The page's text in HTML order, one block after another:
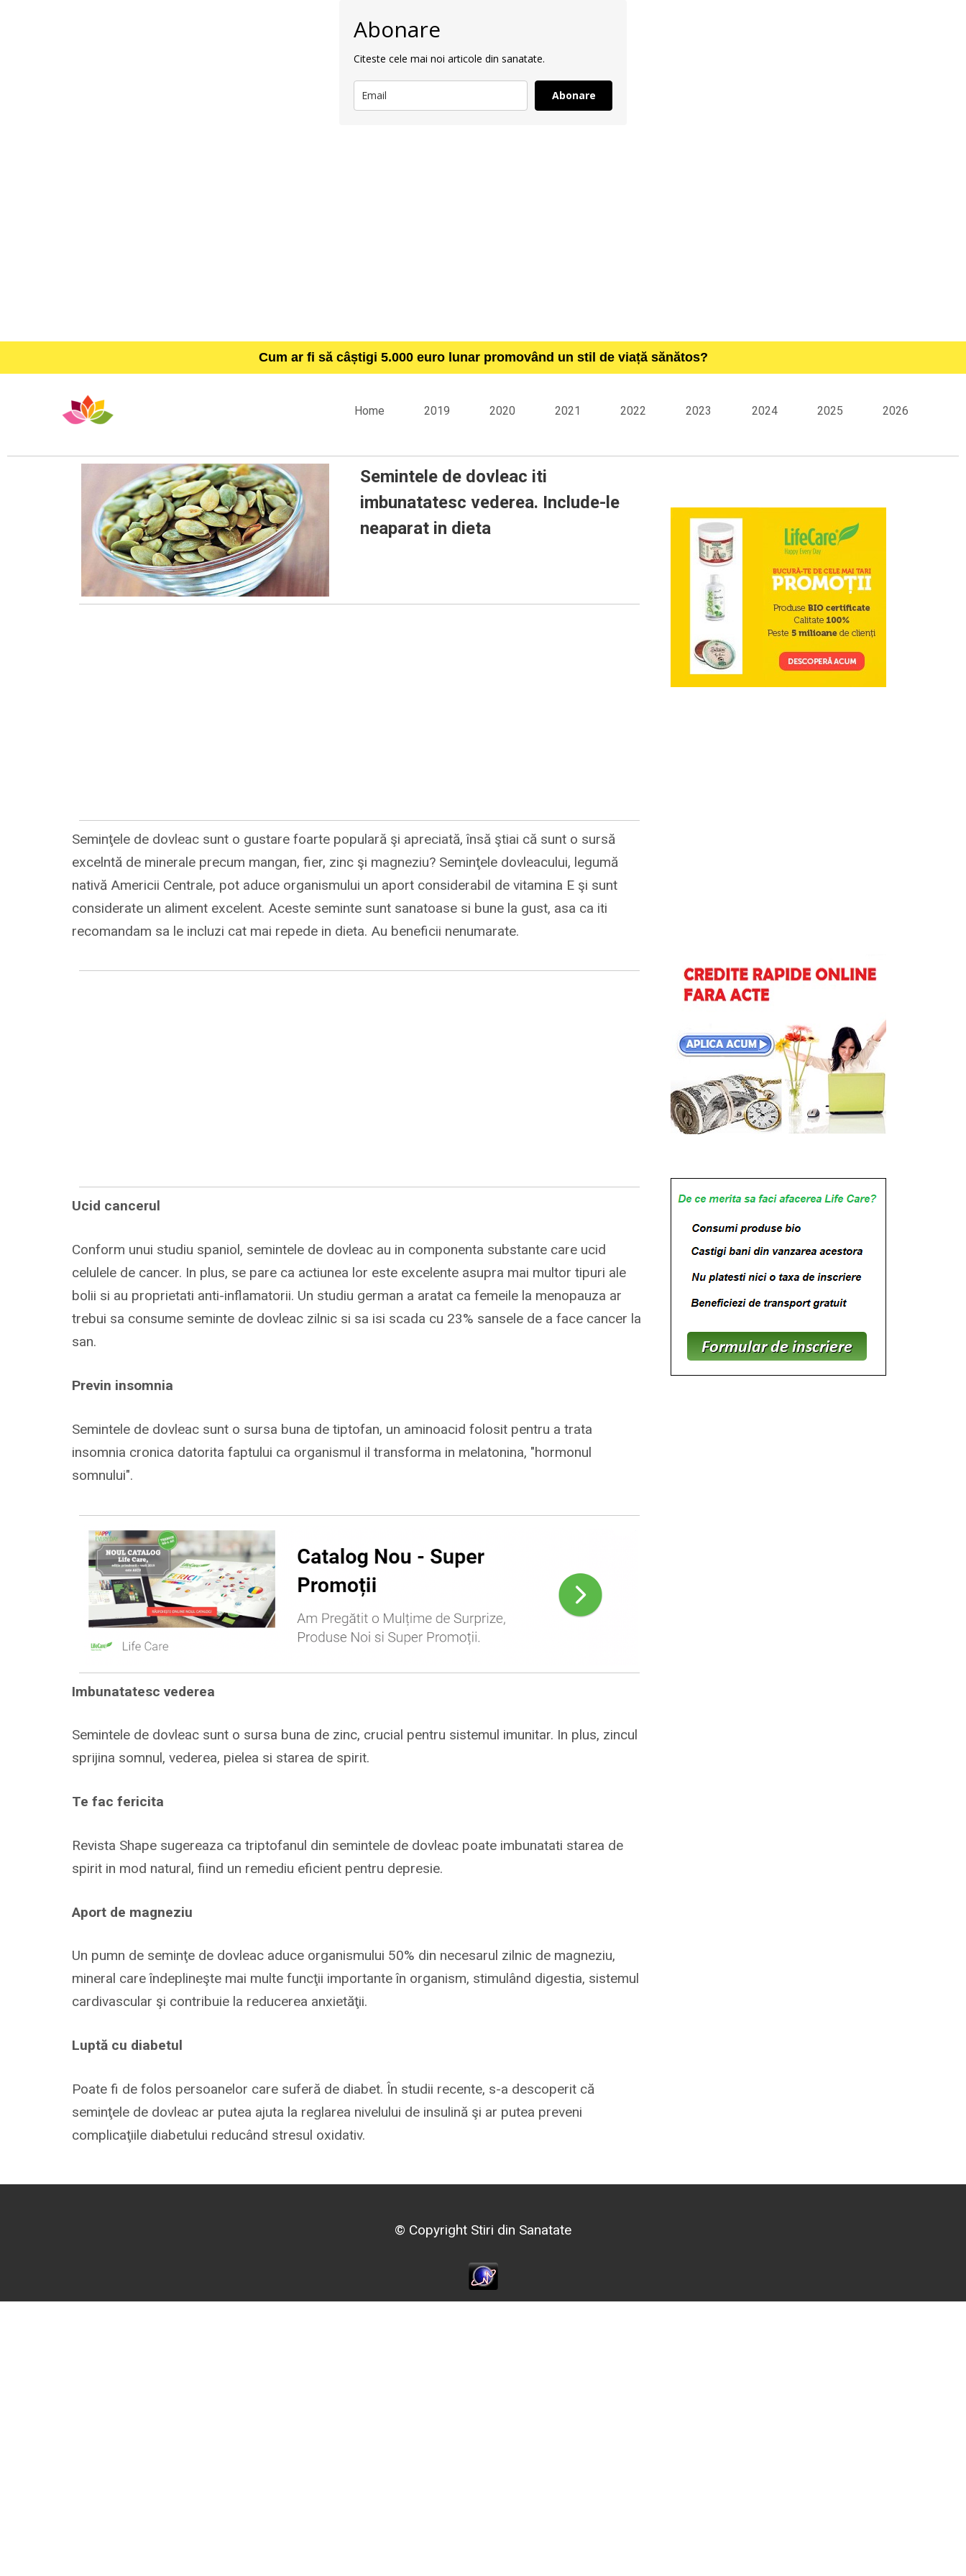
Abonare
Citeste cele mai noi articole din sanatate.
Abonare
Cum ar fi să câștigi 5.000 euro lunar promovând un stil de viață sănătos?
Home 2019 2020 2021 2022 2023 2024 2025 2026
Semintele de dovleac iti
imbunatatesc vederea. Include-le
neaparat in dieta
Seminţele de dovleac sunt o gustare foarte populară şi apreciată, însă ştiai că sunt o sursă
excelntă de minerale precum mangan, fier, zinc şi magneziu? Seminţele dovleacului, legumă
nativă Americii Centrale, pot aduce organismului un aport considerabil de vitamina E şi sunt
considerate un aliment excelent. Aceste seminte sunt sanatoase si bune la gust, asa ca iti
recomandam sa le incluzi cat mai repede in dieta. Au beneficii nenumarate.
Ucid cancerul
Conform unui studiu spaniol, semintele de dovleac au in componenta substante care ucid
celulele de cancer. In plus, se pare ca actiunea lor este excelente asupra mai multor tipuri ale
bolii si au proprietati anti-inflamatorii. Un studiu german a aratat ca femeile la menopauza ar
trebui sa consume seminte de dovleac zilnic si sa isi scada cu 23% sansele de a face cancer la
san.
Previn insomnia
Semintele de dovleac sunt o sursa buna de tiptofan, un aminoacid folosit pentru a trata
insomnia cronica datorita faptului ca organismul il transforma in melatonina, "hormonul
somnului".
Imbunatatesc vederea
Semintele de dovleac sunt o sursa buna de zinc, crucial pentru sistemul imunitar. In plus, zincul
sprijina somnul, vederea, pielea si starea de spirit.
Te fac fericita
Revista Shape sugereaza ca triptofanul din semintele de dovleac poate imbunatati starea de
spirit in mod natural, fiind un remediu eficient pentru depresie.
Aport de magneziu
Un pumn de seminţe de dovleac aduce organismului 50% din necesarul zilnic de magneziu,
mineral care îndeplineşte mai multe funcţii importante în organism, stimulând digestia, sistemul
cardivascular şi contribuie la reducerea anxietăţii.
Luptă cu diabetul
Poate fi de folos persoanelor care suferă de diabet. În studii recente, s-a descoperit că
seminţele de dovleac ar putea ajuta la reglarea nivelului de insulină şi ar putea preveni
complicaţiile diabetului reducând stresul oxidativ.
© Copyright Stiri din Sanatate